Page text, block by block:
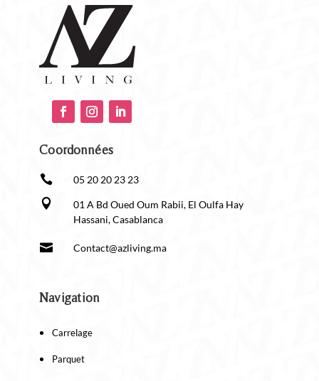
Coordonnées
 05 20 20 23 23

01 A Bd Oued Oum Rabii, El Oulfa Hay
Hassani, Casablanca
 Contact@azliving.ma
Navigation
Carrelage
Parquet